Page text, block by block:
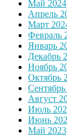
Май 2024
Апрель
Март
Февраль
Январь
Декабрь
Ноябрь
Октябрь
Август
Июль
Июнь
Май 2023